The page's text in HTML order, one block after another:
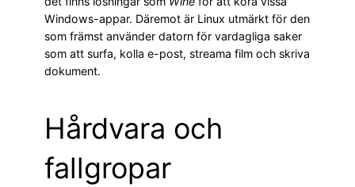
Windows-appar. Däremot är Linux utmärkt för den
som främst använder datorn för vardagliga saker
som att surfa, kolla e-post, streama film och skriva
dokument.
Hårdvara och
fallgropar